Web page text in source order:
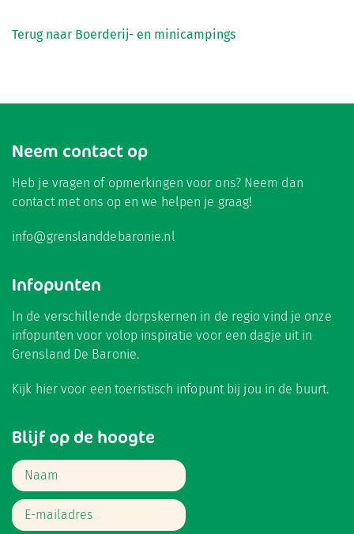
Terug naar Boerderij- en minicampings
Neem contact op
Heb je vragen of opmerkingen voor ons? Neem dan
contact met ons op en we helpen je graag!
info@grenslanddebaronie.nl
Infopunten
In de verschillende dorpskernen in de regio vind je onze
infopunten voor volop inspiratie voor een dagje uit in
Grensland De Baronie.
Kijk hiervoor een toeristisch infopunt bij jou in de buurt.
Blijf op de hoogte